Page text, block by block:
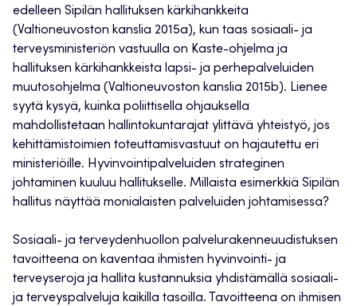
edelleen Sipilän hallituksen kärkihankkeita
(Valtioneuvoston kanslia 2015a), kun taas sosiaali- ja
terveysministeriön vastuulla on Kaste-ohjelma ja
hallituksen kärkihankkeista lapsi- ja perhepalveluiden
muutosohjelma (Valtioneuvoston kanslia 2015b). Lienee
syytä kysyä, kuinka poliittisella ohjauksella
mahdollistetaan hallintokuntarajat ylittävä yhteistyö, jos
kehittämistoimien toteuttamisvastuut on hajautettu eri
ministeriöille. Hyvinvointipalveluiden strateginen
johtaminen kuuluu hallitukselle. Millaista esimerkkiä Sipilän
hallitus näyttää monialaisten palveluiden johtamisessa?
Sosiaali- ja terveydenhuollon palvelurakenneuudistuksen
tavoitteena on kaventaa ihmisten hyvinvointi- ja
terveyseroja ja hallita kustannuksia yhdistämällä sosiaali-
ja terveyspalveluja kaikilla tasoilla. Tavoitteena on ihmisen